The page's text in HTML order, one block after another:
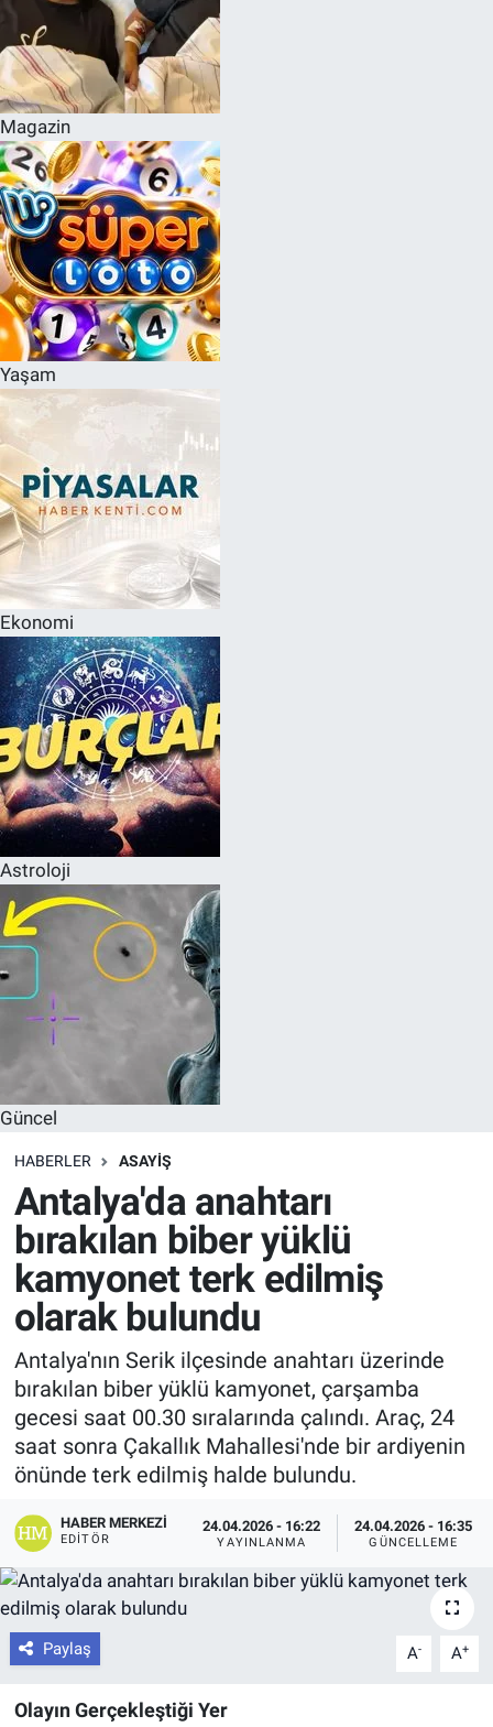
Magazin
Yaşam
Ekonomi
Astroloji
Güncel
HABERLER ASAYIŞ
Antalya'da anahtarı
bırakılan biber yüklü
kamyonet terk edilmiş
olarak bulundu
Antalya'nın Serik ilçesinde anahtarı üzerinde
bırakılan biber yüklü kamyonet, çarşamba
gecesi saat 00.30 sıralarında çalındı. Araç, 24
saat sonra Çakallık Mahallesi'nde bir ardiyenin
önünde terk edilmiş halde bulundu.
HABER MERKEZI
EDITÖR
24.04.2026 - 16:22
YAYINLANMA
24.04.2026 - 16:35
GÜNCELLEME
Paylaş A- A+
Olayın Gerçekleştiği Yer